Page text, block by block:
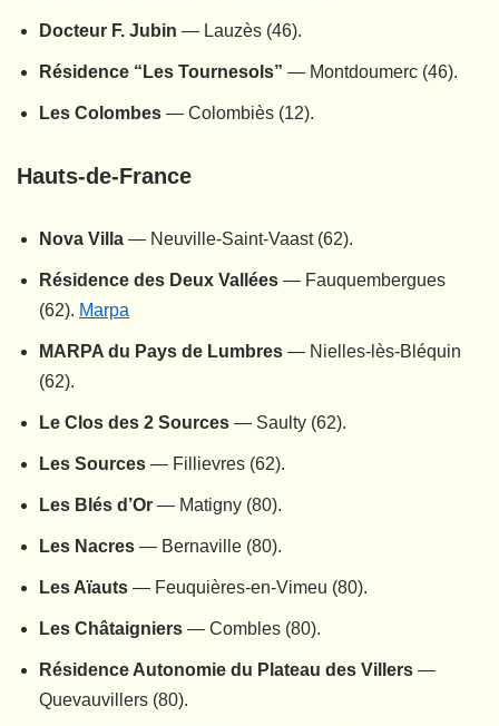
Docteur F. Jubin — Lauzès (46).
Résidence “Les Tournesols” — Montdoumerc (46).
Les Colombes — Colombiès (12).
Hauts-de-France
Nova Villa — Neuville-Saint-Vaast (62).
Résidence des Deux Vallées — Fauquembergues
(62). Marpa
MARPA du Pays de Lumbres — Nielles-lès-Bléquin
(62).
Le Clos des 2 Sources — Saulty (62).
Les Sources — Fillievres (62).
Les Blés d’Or — Matigny (80).
Les Nacres — Bernaville (80).
Les Aïauts — Feuquières-en-Vimeu (80).
Les Châtaigniers — Combles (80).
Résidence Autonomie du Plateau des Villers —
Quevauvillers (80).